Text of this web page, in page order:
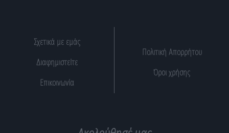
Σχετικά με εμάς
Διαφημιστείτε
Επικοινωνία
Πολιτική Απορρήτου
Όροι χρήσης